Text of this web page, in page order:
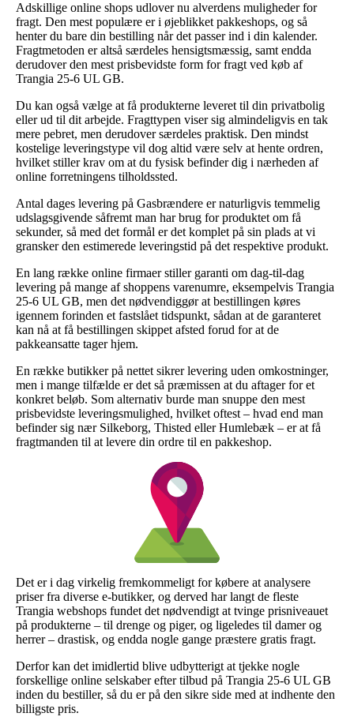
Adskillige online shops udlover nu alverdens muligheder for
fragt. Den mest populære er i øjeblikket pakkeshops, og så
henter du bare din bestilling når det passer ind i din kalender.
Fragtmetoden er altså særdeles hensigtsmæssig, samt endda
derudover den mest prisbevidste form for fragt ved køb af
Trangia 25-6 UL GB.
Du kan også vælge at få produkterne leveret til din privatbolig
eller ud til dit arbejde. Fragttypen viser sig almindeligvis en tak
mere pebret, men derudover særdeles praktisk. Den mindst
kostelige leveringstype vil dog altid være selv at hente ordren,
hvilket stiller krav om at du fysisk befinder dig i nærheden af
online forretningens tilholdssted.
Antal dages levering på Gasbrændere er naturligvis temmelig
udslagsgivende såfremt man har brug for produktet om få
sekunder, så med det formål er det komplet på sin plads at vi
gransker den estimerede leveringstid på det respektive produkt.
En lang række online firmaer stiller garanti om dag-til-dag
levering på mange af shoppens varenumre, eksempelvis Trangia
25-6 UL GB, men det nødvendiggør at bestillingen køres
igennem forinden et fastslået tidspunkt, sådan at de garanteret
kan nå at få bestillingen skippet afsted forud for at de
pakkeansatte tager hjem.
En række butikker på nettet sikrer levering uden omkostninger,
men i mange tilfælde er det så præmissen at du aftager for et
konkret beløb. Som alternativ burde man snuppe den mest
prisbevidste leveringsmulighed, hvilket oftest – hvad end man
befinder sig nær Silkeborg, Thisted eller Humlebæk – er at få
fragtmanden til at levere din ordre til en pakkeshop.
Det er i dag virkelig fremkommeligt for købere at analysere
priser fra diverse e-butikker, og derved har langt de fleste
Trangia webshops fundet det nødvendigt at tvinge prisniveauet
på produkterne – til drenge og piger, og ligeledes til damer og
herrer – drastisk, og endda nogle gange præstere gratis fragt.
Derfor kan det imidlertid blive udbytterigt at tjekke nogle
forskellige online selskaber efter tilbud på Trangia 25-6 UL GB
inden du bestiller, så du er på den sikre side med at indhente den
billigste pris.